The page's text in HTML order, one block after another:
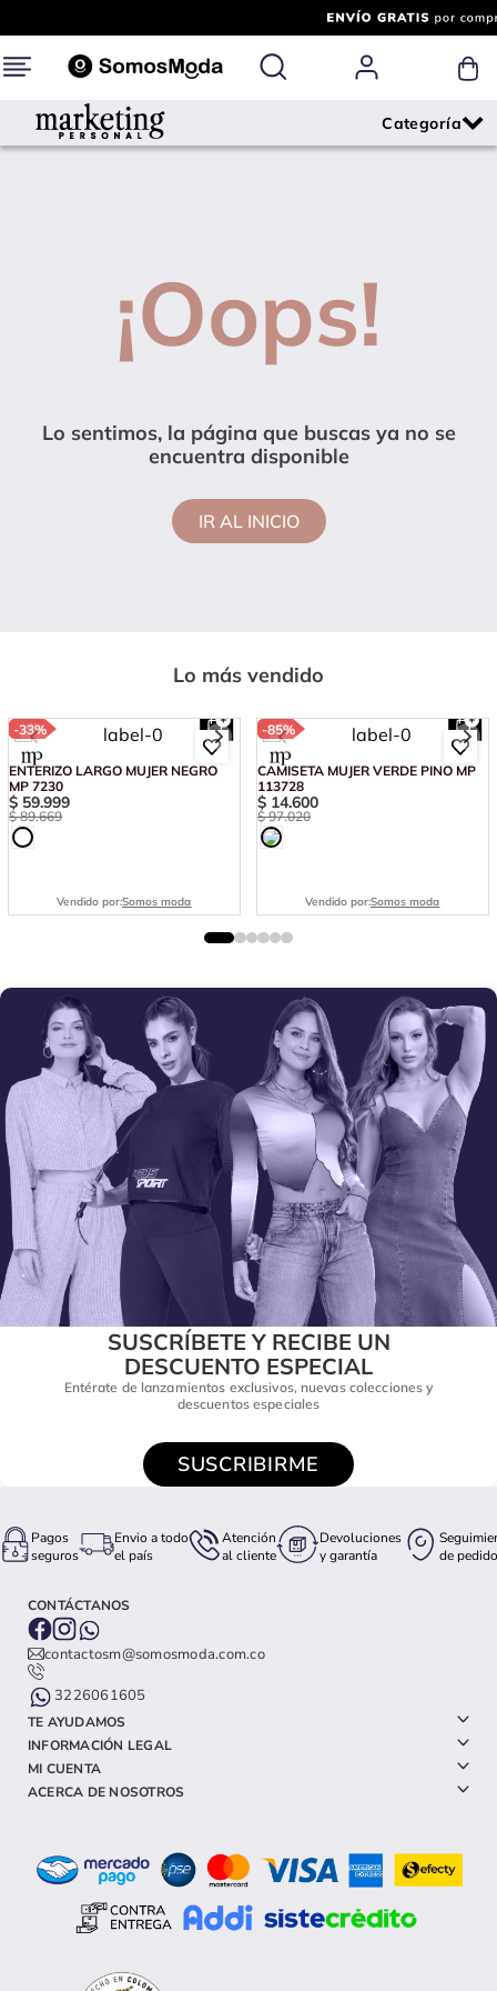
¡Oops!
Lo sentimos, la página que buscas ya no se
encuentra disponible
IR AL INICIO
Lo más vendido
-33%
ENTERIZO LARGO MUJER NEGRO
MP 7230
$ 59.999
$ 89.669
Vendido por:Somos moda
-85%
CAMISETA MUJER VERDE PINO MP
113728
$ 14.600
$ 97.020
Vendido por:Somos moda
SUSCRÍBETE Y RECIBE UN
DESCUENTO ESPECIAL
Entérate de lanzamientos exclusivos, nuevas colecciones y
descuentos especiales
SUSCRIBIRME
Pagos
seguros
Envio a todo
el país
Atención
al cliente
Devoluciones
y garantía
de pedido
CONTÁCTANOS
contactosm@somosmoda.com.co
3226061605
TE AYUDAMOS
INFORMACIÓN LEGAL
MI CUENTA
ACERCA DE NOSOTROS